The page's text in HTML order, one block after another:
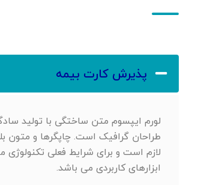
پذیرش کارت بیمه
لورم ایپسوم متن ساختگی با تولید
طراحان گرافیک است. چاپگرها و متون
لازم است و برای شرایط فعلی تکنولوژی
ابزارهای کاربردی می باشد.